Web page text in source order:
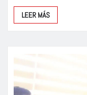
LEER MÁS